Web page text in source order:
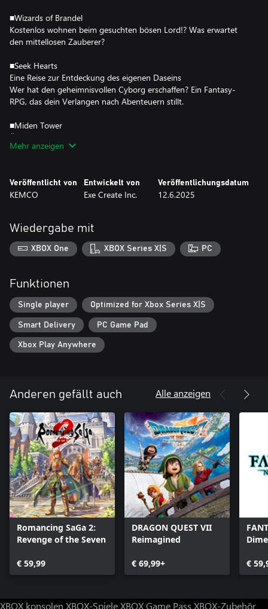
■Wizards of Brandel
Kostenlos wohnen beim gesuchten bösen Lord!? Was erwartet
den mittellosen Zauberer?
■Seek Hearts
Eine Reise zur Entdeckung des eigenen Daseins
Wer hat den geheimnisvollen Cyborg erschaffen? Ein Fantasy-
RPG, das dein Verlangen nach Abenteuern stillt.
■Miden Tower
Überraschenderweise ist die Heldin eine "Wand"!?
Wird das magische Lebewesen (Wand-Typ) das rachsüchtige Herz
Mehr anzeigen
Veröffentlicht von
KEMCO
Entwickelt von
Exe Create Inc.
Veröffentlichungsdatum
12.6.2025
Wiedergabe mit
XBOX One XBOX Series X|S PC
Funktionen
Single player Optimized for Xbox Series X|S
Smart Delivery PC Game Pad
Xbox Play Anywhere
Anderen gefällt auch Alle anzeigen
Romancing SaGa 2:
Revenge of the Seven
€ 59,99
DRAGON QUEST VII
Reimagined
€ 69,99+ €
XBOX konsolen XBOX-SpieleXBOX Game Pass XBOX-Zubehör